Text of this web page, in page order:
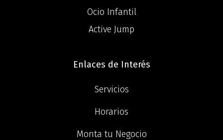
Ocio Infantil
Active Jump
Enlaces de Interés
Servicios
Horarios
Monta tu Negocio